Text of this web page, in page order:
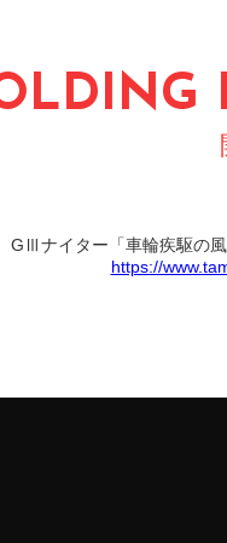
GⅢナイター「車輪疾駆の
https://